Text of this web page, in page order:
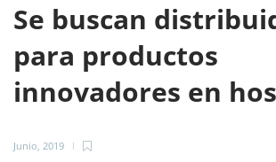
Se buscan
para productos
innovadores en
Junio, 2019